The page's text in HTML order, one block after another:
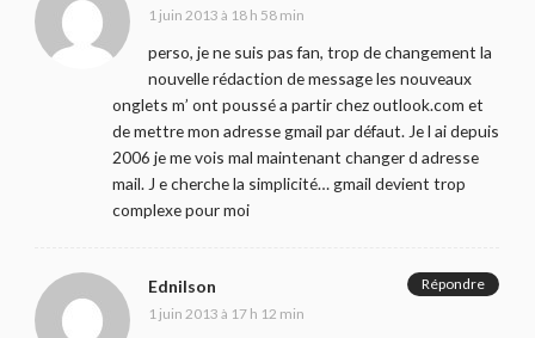
1 juin 2013 à 18 h 58 min
perso, je ne suis pas fan, trop de changement la
nouvelle rédaction de message les nouveaux
onglets m’ ont poussé a partir chez outlook.com et
de mettre mon adresse gmail par défaut. Je l ai depuis
2006 je me vois mal maintenant changer d adresse
mail. J e cherche la simplicité… gmail devient trop
complexe pour moi
Ednilson
1 juin 2013 à 17 h 12 min
Répondre